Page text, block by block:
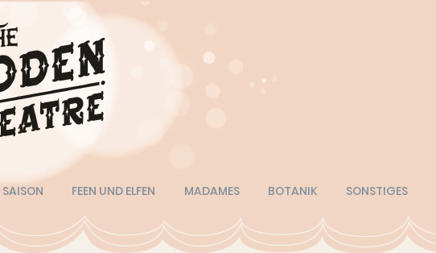
SAISON FEEN UND ELFEN MADAMES BOTANIK SONSTIGES